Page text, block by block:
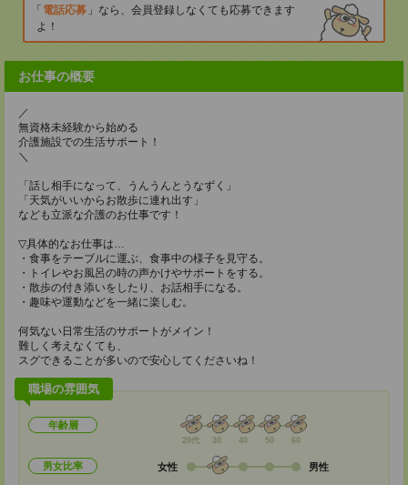
電話応募
なら、会員登録しなくても応募できます
よ！
お仕事の概要
／
無資格未経験から始める
介護施設での生活サポート！
＼
「話し相手になって、うんうんとうなずく」
「天気がいいからお散歩に連れ出す」
なども立派な介護のお仕事です！
▽具体的なお仕事は…
・食事をテーブルに運ぶ、食事中の様子を見守る。
・トイレやお風呂の時の声かけやサポートをする。
・散歩の付き添いをしたり、お話相手になる。
・趣味や運動などを一緒に楽しむ。
何気ない日常生活のサポートがメイン！
難しく考えなくても、
スグできることが多いので安心してくださいね！
職場の雰囲気
年齢層
20代 30 40 50 60
男女比率 女性 男性